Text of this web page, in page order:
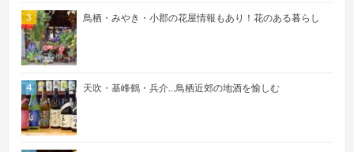
鳥栖・みやき・小郡の花屋情報もあり！花のある暮らし
天吹・基峰鶴・兵介…鳥栖近郊の地酒を愉しむ